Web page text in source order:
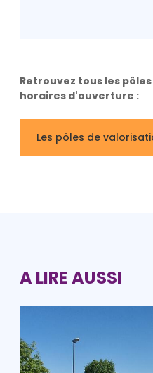
Retrouvez tous les
horaires d'ouverture :
Les pôles de
A LIRE AUSSI